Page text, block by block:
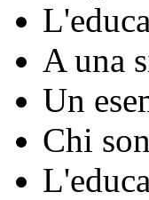
A una
Un
Chi